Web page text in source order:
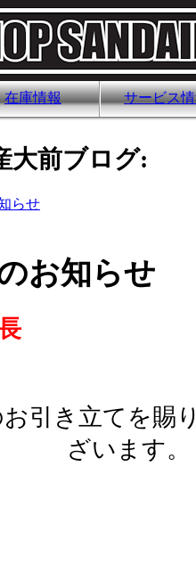
在庫情報 サービス
大前ブログ:
らせ
お知らせ
引き立てを賜
ざいます。